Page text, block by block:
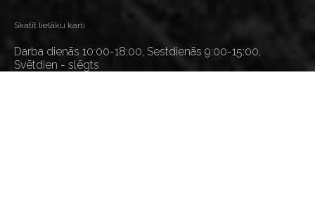
Skatīt lielāku karti
Darba dienās 10:00-18:00, Sestdienās 9:00-15:00,
Svētdien - slēgts